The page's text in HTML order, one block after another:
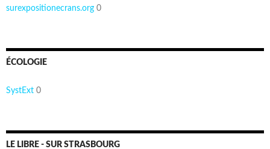
surexpositionecrans.org 0
ÉCOLOGIE
SystExt 0
LE LIBRE - SUR STRASBOURG